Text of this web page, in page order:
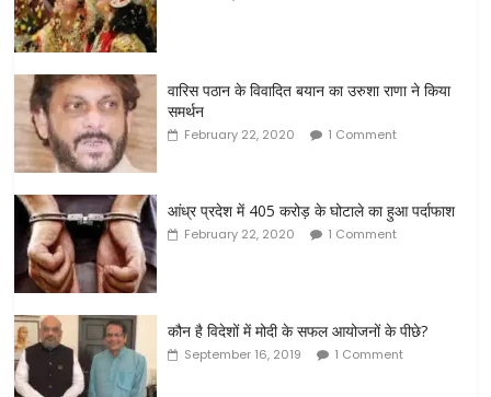
वारिस पठान के विवादित बयान का उरुशा राणा ने किया
समर्थन
February 22, 2020 1 Comment
आंध्र प्रदेश में 405 करोड़ के घोटाले का हुआ पर्दाफाश
February 22, 2020 1 Comment
कौन है विदेशों में मोदी के सफल आयोजनों के पीछे?
September 16, 2019 1 Comment